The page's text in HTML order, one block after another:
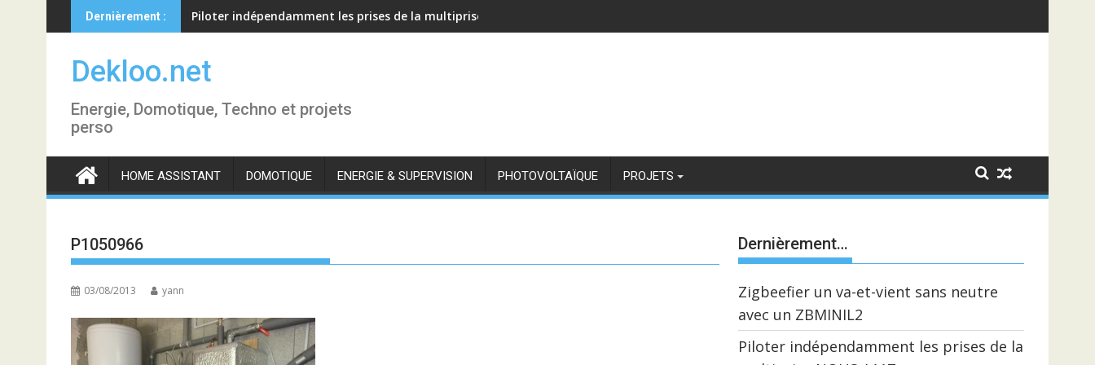
to
content
Dernièrement : Piloter indépendamment les prises de la multiprise NOUS A11Z avec Zigbee2MQTT
Dekloo.net
Energie, Domotique, Techno et projets
perso
HOME ASSISTANT DOMOTIQUE ENERGIE & SUPERVISION PHOTOVOLTAÏQUE PROJETS
P1050966
03/08/2013 yann
Dernièrement…
Zigbeefier un va-et-vient sans neutre
avec un ZBMINIL2
Piloter indépendamment les prises de la